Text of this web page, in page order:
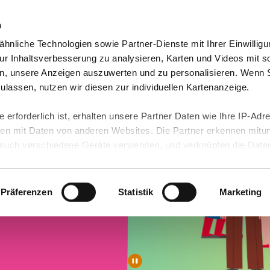
Technologien sowie Partner-Dienste mit Ihrer
Inhaltsverbesserung zu analysieren, Karten und Videos mit
unsere Anzeigen auszuwerten und zu personalisieren. Wenn
nutzen wir diesen zur individuellen Kartenanzeige.
erforderlich ist, erhalten unsere Partner Daten wie Ihre IP-
mit Daten von anderen Websites. Die Partner erkennen
verschiedene Geräte verwenden, und verknüpfen die Daten
ist kein der EU gleichwertiges Datenschutzniveau
Daten führen kann.
unserenDatenschutzhinweisenund in unsererCookie-
Funktionen für diese Zwecke aktiviert sind, müssen Sie
können mittels nachfolgender Buttons über Ihre Einwilligung für
erteilte Einwilligung stets für die Zukunft widerrufen. Bitte
Präferenzen Statistik Marketing
& Angebote Presse & Themen Jobs & Karriere